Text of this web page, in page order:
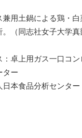
兼用土鍋による鶏・
（同志社女子大学真
：卓上用ガス一口コ
ター
日本食品分析センター